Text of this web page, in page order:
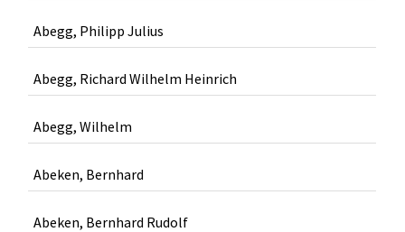
Abegg, Philipp Julius
Abegg, Richard Wilhelm Heinrich
Abegg, Wilhelm
Abeken, Bernhard
Abeken, Bernhard Rudolf